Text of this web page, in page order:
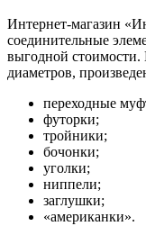
Интернет-магазин
соединительные
выгодной
диаметров,
переходные
футорки;
тройники;
бочонки;
уголки;
ниппели;
заглушки;
«американки».